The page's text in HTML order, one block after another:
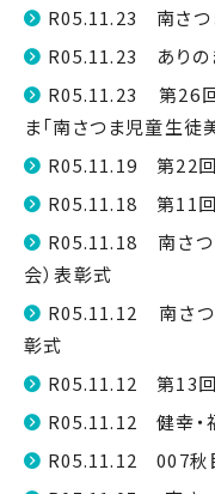
R05.11.23 南さつ
R05.11.23 ありの
R05.11.23 第26回
ま「南さつま児童生徒
R05.11.19 第22回
R05.11.18 第11回
R05.11.18 南さつ
会）表彰式
R05.11.12 南さつ
彰式
R05.11.12 第13回
R05.11.12 健幸・
R05.11.12 007秋